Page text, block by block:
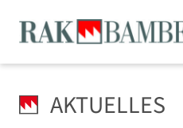
AKTUELLES